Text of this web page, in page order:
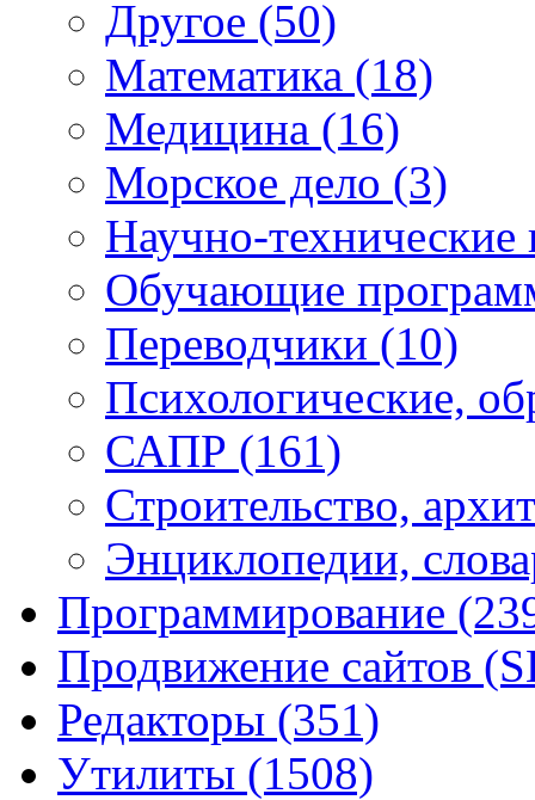
Другое (50)
Математика (18)
Медицина (16)
Морское дело (3)
Научно-
Обучающие
Переводчики (10)
Психологические,
САПР (161)
Строительство,
Энциклопедии,
Программирование
Продвижение сайтов
Редакторы (351)
Утилиты (1508)